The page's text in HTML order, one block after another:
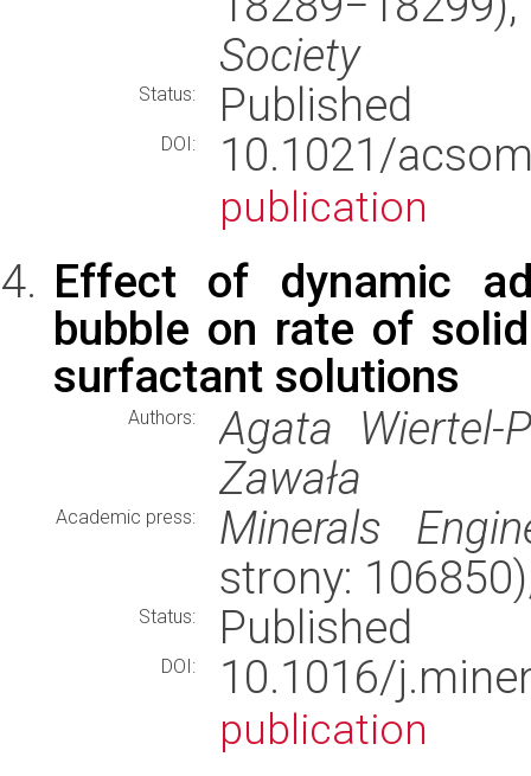
Society
Status: Published
DOI: 10.1021/
publication
Effect of dynamic
bubble on rate of
surfactant solutions
Authors:
Agata Wiertel-
Zawała
Academic press:
Minerals
strony:
Status: Published
DOI: 10.1016/
publication